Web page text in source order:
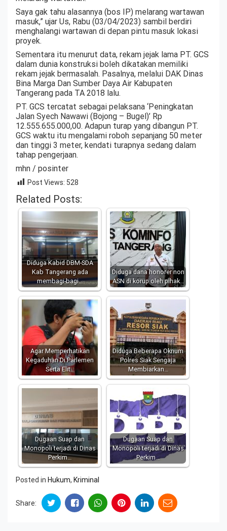
Saya gak tahu alasannya (bos IP) melarang wartawan
masuk,” ujar Us, Rabu (03/04/2023) sambil berdiri
menghalangi wartawan di depan pintu masuk lokasi
proyek.
Sementara itu menurut data, rekam jejak lama PT. GCS
dalam dunia konstruksi boleh dikatakan memiliki
rekam jejak bermasalah. Pasalnya, melalui DAK Dinas
Bina Marga Dan Sumber Daya Air Kabupaten
Tangerang pada TA 2018 lalu.
PT. GCS tercatat sebagai pelaksana ‘Peningkatan
Jalan Syech Nawawi (Bojong – Bugel)’ Rp
12.555.655.000,00. Adapun turap yang dibangun PT.
GCS waktu itu mengalami roboh sepanjang 50 meter
dan tinggi 3 meter, kendati turapnya sedang dalam
tahap pengerjaan.
mhn / posinter
Post Views: 528
Related Posts:
Diduga Kabid DBM-SDA
Kab Tangerang ada
membagi-bagi…
Diduga dana honorer non
ASN di korup oleh pihak…
Agar Memperhatikan
Kegaduhan Di Parlemen
Serta Elit…
Diduga Beberapa Oknum
Polres Siak Sengaja
Membiarkan…
Dugaan Suap dan
Monopoli terjadi di Dinas
Perkim…
Dugaan Suap dan
Monopoli terjadi di Dinas
Perkim…
Posted in Hukum, Kriminal
Share: